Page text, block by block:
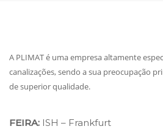
A PLIMAT é uma empresa altamente
canalizações, sendo a sua preocupação
de superior qualidade.
FEIRA: ISH – Frankfurt